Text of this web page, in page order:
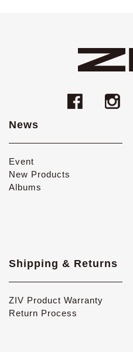
News
Event
New Products
Albums
Shipping & Returns
ZIV Product Warranty
Return Process